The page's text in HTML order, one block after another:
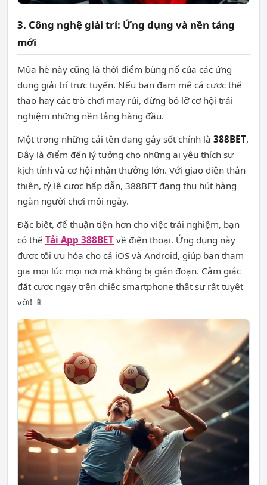
3. Công nghệ giải trí: Ứng dụng và nền tảng
mới
Mùa hè này cũng là thời điểm bùng nổ của các ứng
dụng giải trí trực tuyến. Nếu bạn đam mê cá cược thể
thao hay các trò chơi may rủi, đừng bỏ lỡ cơ hội trải
nghiệm những nền tảng hàng đầu.
Một trong những cái tên đang gây sốt chính là 388BET.
Đây là điểm đến lý tưởng cho những ai yêu thích sự
kịch tính và cơ hội nhận thưởng lớn. Với giao diện thân
thiện, tỷ lệ cược hấp dẫn, 388BET đang thu hút hàng
ngàn người chơi mỗi ngày.
Đặc biệt, để thuận tiện hơn cho việc trải nghiệm, bạn
có thể Tải App 388BET về điện thoại. Ứng dụng này
được tối ưu hóa cho cả iOS và Android, giúp bạn tham
gia mọi lúc mọi nơi mà không bị gián đoạn. Cảm giác
đặt cược ngay trên chiếc smartphone thật sự rất tuyệt
vời! 📱